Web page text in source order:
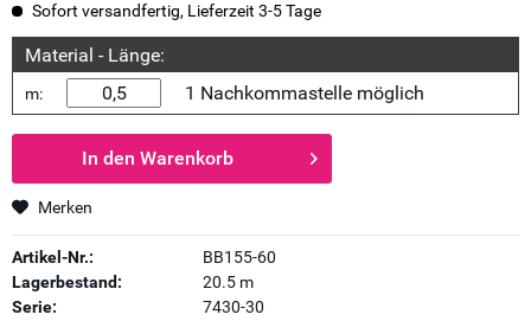
Sofort versandfertig, Lieferzeit 3-5 Tage
Material - Länge:
m: 1 Nachkommastelle möglich
In den Warenkorb
Merken
Artikel-Nr.:
BB155-60
Lagerbestand:
20.5 m
Serie:
7430-30